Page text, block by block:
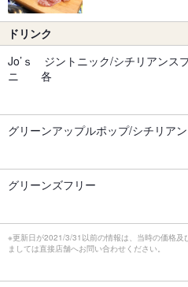
ドリンク
Jo’ｓ ジントニック/シチリアンス
ニ 各
グリーンアップルポップ/シチリ
グリーンズフリー
※更新日が2021/3/31以前の情報は、当時の価格及
ましては直接店舗へお問い合わせください。